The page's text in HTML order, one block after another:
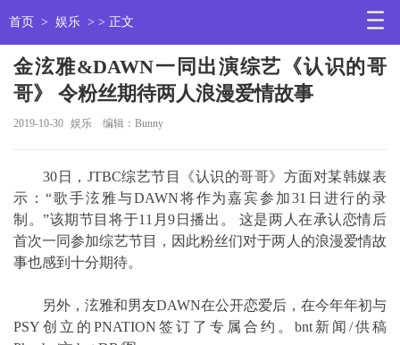
首页 > 娱乐 > > 正文
金泫雅&DAWN一同出演综艺《认识的哥
哥》 令粉丝期待两人浪漫爱情故事
2019-10-30 娱乐 编辑：Bunny
30日，JTBC综艺节目《认识的哥哥》方面对某韩媒表
示：“歌手泫雅与DAWN将作为嘉宾参加31日进行的录
制。”该期节目将于11月9日播出。 这是两人在承认恋情后
首次一同参加综艺节目，因此粉丝们对于两人的浪漫爱情故
事也感到十分期待。
另外，泫雅和男友DAWN在公开恋爱后，在今年年初与
PSY创立的PNATION签订了专属合约。bnt新闻/供稿